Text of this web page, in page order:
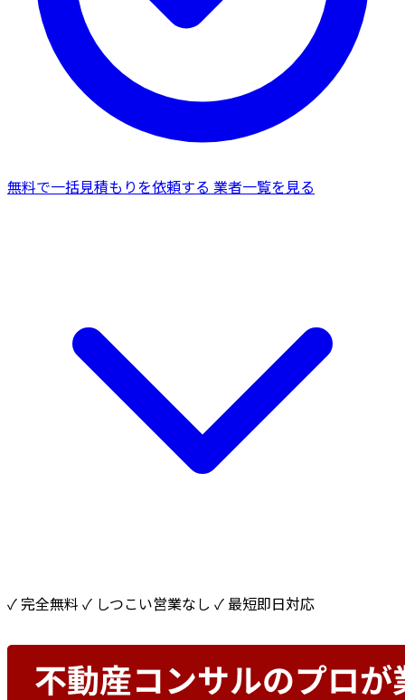
無料で一括見積もりを依頼する 業者一覧を見る
✓ 完全無料 ✓ しつこい営業なし ✓ 最短即日対応